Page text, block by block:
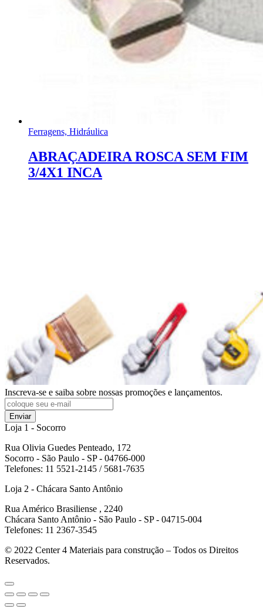
Ferragens, Hidráulica
ABRAÇADEIRA ROSCA SEM FIM
3/4X1 INCA
Inscreva-se e saiba sobre nossas promoções e lançamentos.
Enviar
Loja 1 - Socorro
Rua Olivia Guedes Penteado, 172
Socorro - São Paulo - SP - 04766-000
Telefones: 11 5521-2145 / 5681-7635
Loja 2 - Chácara Santo Antônio
Rua Américo Brasiliense , 2240
Chácara Santo Antônio - São Paulo - SP - 04715-004
Telefones: 11 2367-3545
© 2022 Center 4 Materiais para construção – Todos os Direitos
Reservados.